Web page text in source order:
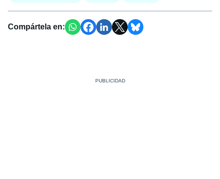
Compártela en: